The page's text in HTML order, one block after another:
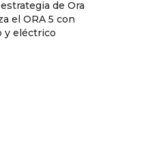
de Ora
el ORA 5 con
y eléctrico